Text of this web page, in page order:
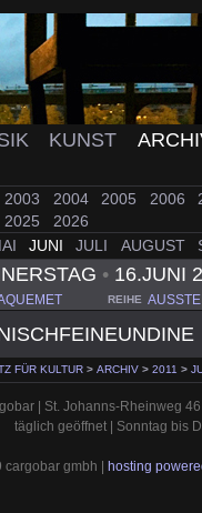
KUNST
2003 2004 2005 2006
2025
2026
JUNI JULI AUGUST
•16.JUNI
REIHE
FÜR KULTUR > ARCHIV > 2011 >
| St. Johanns-Rheinweg
täglich geöffnet | Sonntag bis
cargobar gmbh | hosting